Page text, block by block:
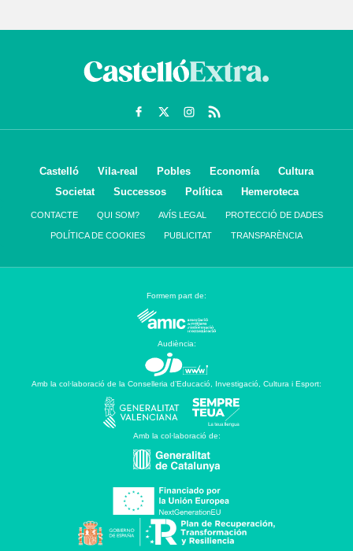
Castelló Vila-real Pobles Economía
Cultura
Societat
Successos Política Hemeroteca
CONTACTE QUI SOM? AVÍS LEGAL PROTECCIÓ DE DADES
POLÍTICA DE COOKIES PUBLICITAT TRANSPARÈNCIA
Formem part de:
Audiència:
Amb la col·laboració de la Conselleria d’Educació, Investigació, Cultura i Esport:
Amb la col·laboració de: